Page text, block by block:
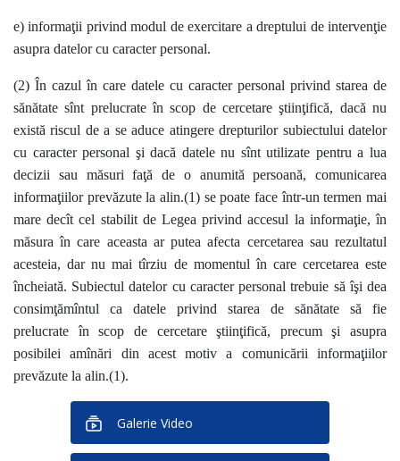
e) informaţii privind modul de exercitare a dreptului de intervenţie
asupra datelor cu caracter personal.
(2) În cazul în care datele cu caracter personal privind starea de
sănătate sînt prelucrate în scop de cercetare ştiinţifică, dacă nu
există riscul de a se aduce atingere drepturilor subiectului datelor
cu caracter personal şi dacă datele nu sînt utilizate pentru a lua
decizii sau măsuri faţă de o anumită persoană, comunicarea
informaţiilor prevăzute la alin.(1) se poate face într-un termen mai
mare decît cel stabilit de Legea privind accesul la informaţie, în
măsura în care aceasta ar putea afecta cercetarea sau rezultatul
acesteia, dar nu mai tîrziu de momentul în care cercetarea este
încheiată. Subiectul datelor cu caracter personal trebuie să îşi dea
consimţămîntul ca datele privind starea de sănătate să fie
prelucrate în scop de cercetare ştiinţifică, precum şi asupra
posibilei amînări din acest motiv a comunicării informaţiilor
prevăzute la alin.(1).
Galerie Video